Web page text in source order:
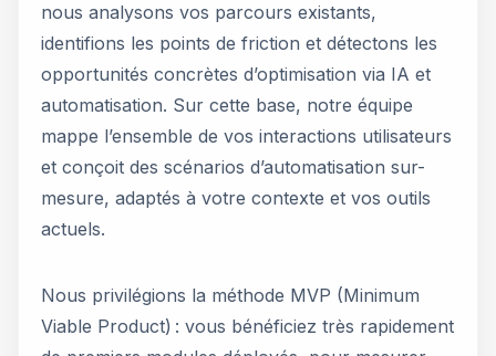
nous analysons vos parcours existants,
identifions les points de friction et détectons les
opportunités concrètes d’optimisation via IA et
automatisation. Sur cette base, notre équipe
mappe l’ensemble de vos interactions utilisateurs
et conçoit des scénarios d’automatisation sur-
mesure, adaptés à votre contexte et vos outils
actuels.
Nous privilégions la méthode MVP (Minimum
Viable Product) : vous bénéficiez très rapidement